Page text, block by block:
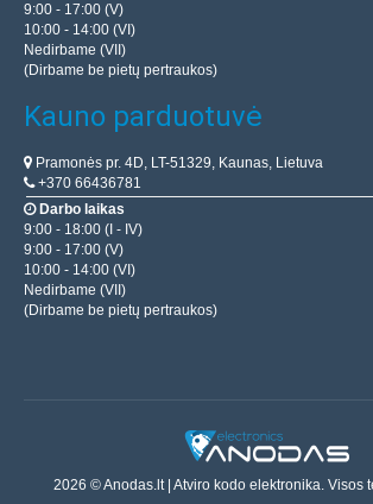
9:00 - 17:00 (V)
10:00 - 14:00 (VI)
Nedirbame (VII)
(Dirbame be pietų pertraukos)
Kauno parduotuvė
Pramonės pr. 4D, LT-51329, Kaunas, Lietuva
+370 66436781
Darbo laikas
9:00 - 18:00 (I - IV)
9:00 - 17:00 (V)
10:00 - 14:00 (VI)
Nedirbame (VII)
(Dirbame be pietų pertraukos)
2026 © Anodas.lt | Atviro kodo elektronika. Visos